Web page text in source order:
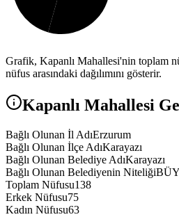
Grafik, Kapanlı Mahallesi'nin toplam
nüfus arasındaki dağılımını gösterir.
Kapanlı Mahallesi
Bağlı Olunan İl AdıErzurum
Bağlı Olunan İlçe AdıKarayazı
Bağlı Olunan Belediye AdıKarayazı
Bağlı Olunan Belediyenin Niteliği
Toplam Nüfusu138
Erkek Nüfusu75
Kadın Nüfusu63